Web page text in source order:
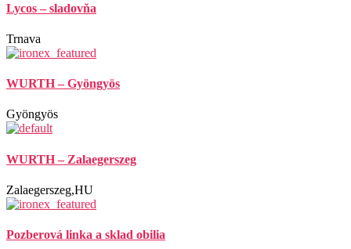
Lycos – sladovňa
Trnava
WURTH – Gyöngyös
Gyöngyös
WURTH – Zalaegerszeg
Zalaegerszeg,HU
Pozberová linka a sklad obilia